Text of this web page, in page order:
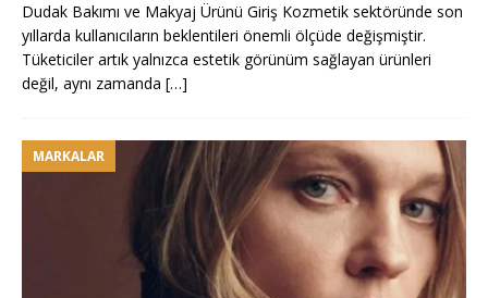
Dudak Bakımı ve Makyaj Ürünü Giriş Kozmetik sektöründe son
yıllarda kullanıcıların beklentileri önemli ölçüde değişmiştir.
Tüketiciler artık yalnızca estetik görünüm sağlayan ürünleri
değil, aynı zamanda […]
MARKALAR